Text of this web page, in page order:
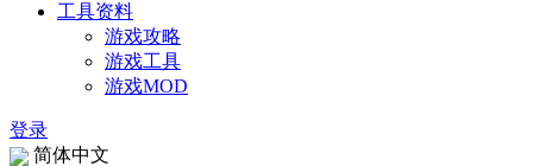
工具资料
游戏攻略
游戏工具
游戏MOD
登录
简体中文